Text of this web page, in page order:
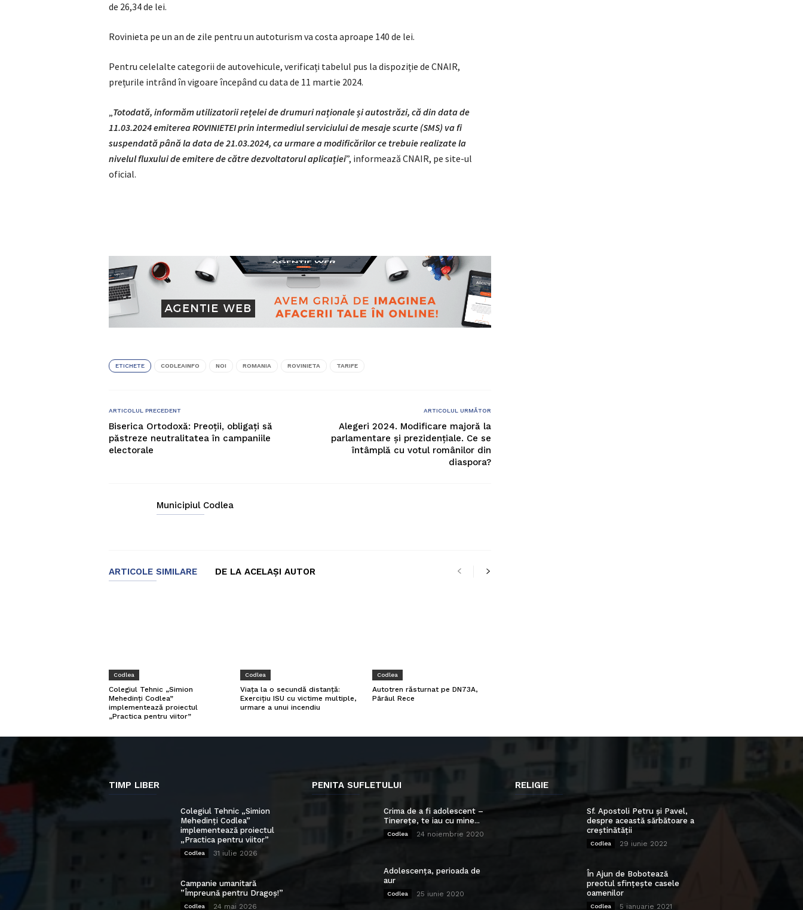
de 26,34 de lei.
Rovinieta pe un an de zile pentru un autoturism va costa aproape 140 de lei.
Pentru celelalte categorii de autovehicule, verificați tabelul pus la dispoziție de CNAIR,
prețurile intrând în vigoare începând cu data de 11 martie 2024.
„Totodată, informăm utilizatorii rețelei de drumuri naționale și autostrăzi, că din data de
11.03.2024 emiterea ROVINIETEI prin intermediul serviciului de mesaje scurte (SMS) va fi
suspendată până la data de 21.03.2024, ca urmare a modificărilor ce trebuie realizate la
nivelul fluxului de emitere de către dezvoltatorul aplicației”, informează CNAIR, pe site-ul
oficial.
ETICHETE CODLEAINFO NOI ROMANIA ROVINIETA TARIFE
ARTICOLUL PRECEDENT
Biserica Ortodoxă: Preoţii, obligaţi să
păstreze neutralitatea în campaniile
electorale
ARTICOLUL URMĂTOR
Alegeri 2024. Modificare majoră la
parlamentare și prezidențiale. Ce se
întâmplă cu votul românilor din
diaspora?
Municipiul Codlea
ARTICOLE SIMILARE DE LA ACELAȘI AUTOR
Codlea
Colegiul Tehnic „Simion
Mehedinți Codlea”
implementează proiectul
„Practica pentru viitor”
Codlea
Viața la o secundă distanță:
Exercițiu ISU cu victime multiple,
urmare a unui incendiu
Codlea
Autotren răsturnat pe DN73A,
Pârâul Rece
TIMP LIBER
Colegiul Tehnic „Simion
Mehedinți Codlea”
implementează proiectul
„Practica pentru viitor”
Codlea 31 iulie 2026
Campanie umanitară
”Împreună pentru Dragoș!”
Codlea 24 mai 2026
PENITA SUFLETULUI
Crima de a fi adolescent –
Tinerețe, te iau cu mine...
Codlea 24 noiembrie 2020
Adolescența, perioada de
aur
Codlea 25 iunie 2020
RELIGIE
Sf. Apostoli Petru și Pavel,
despre această sărbătoare a
creștinătății
Codlea 29 iunie 2022
În Ajun de Bobotează
preotul sfințește casele
oamenilor
Codlea 5 ianuarie 2021